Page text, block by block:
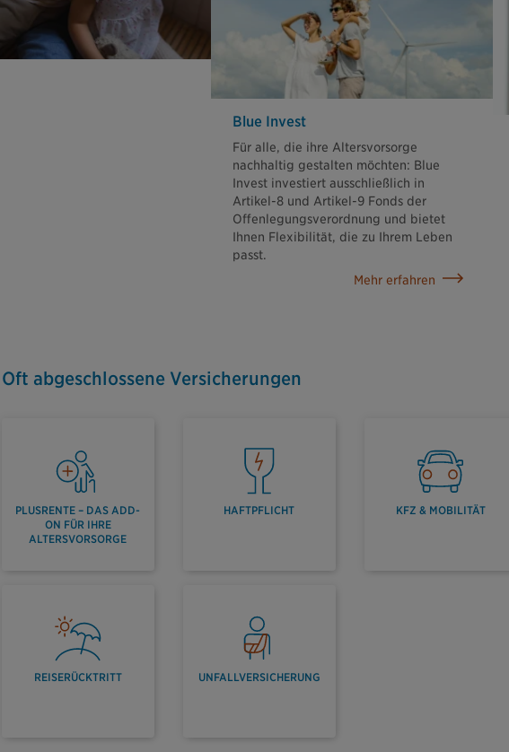
Blue Invest
Für alle, die ihre Altersvorsorge
nachhaltig gestalten möchten: Blue
Invest investiert ausschließlich in
Artikel-8 und Artikel-9 Fonds der
Offenlegungsverordnung und bietet
Ihnen Flexibilität, die zu Ihrem Leben
passt.
Mehr erfahren
Oft abgeschlossene Versicherungen
PLUSRENTE – DAS ADD-
ON FÜR IHRE
ALTERSVORSORGE
HAFTPFLICHT KFZ & MOBILITÄT
REISERÜCKTRITT UNFALLVERSICHERUNG